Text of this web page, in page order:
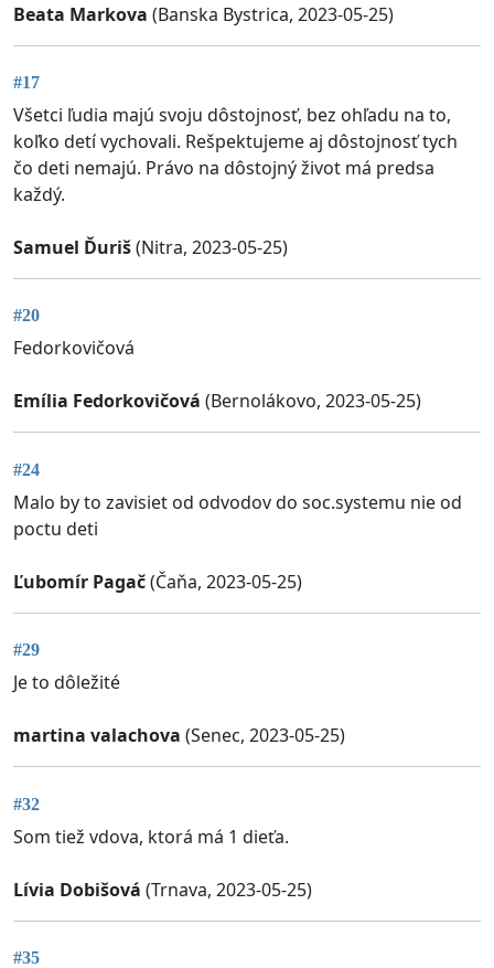
Beata Markova (Banska Bystrica, 2023-05-25)
#17
Všetci ľudia majú svoju dôstojnosť, bez ohľadu na to,
koľko detí vychovali. Rešpektujeme aj dôstojnosť tych
čo deti nemajú. Právo na dôstojný život má predsa
každý.
Samuel Ďuriš(Nitra, 2023-05-25)
#20
Fedorkovičová
Emília Fedorkovičová (Bernolákovo, 2023-05-25)
#24
Malo by to zavisiet od odvodov do soc.systemu nie od
poctu deti
Ľubomír Pagač(Čaňa, 2023-05-25)
#29
Je to dôležité
martina valachova (Senec, 2023-05-25)
#32
Som tiež vdova, ktorá má 1 dieťa.
Lívia Dobišová (Trnava, 2023-05-25)
#35